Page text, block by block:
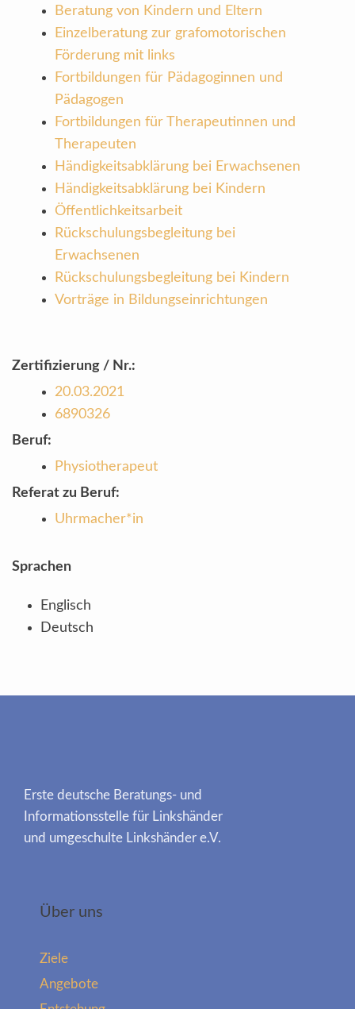
Beratung von Kindern und Eltern
Einzelberatung zur grafomotorischen
Förderung mit links
Fortbildungen für Pädagoginnen und
Pädagogen
Fortbildungen für Therapeutinnen und
Therapeuten
Händigkeitsabklärung bei Erwachsenen
Händigkeitsabklärung bei Kindern
Öffentlichkeitsarbeit
Rückschulungsbegleitung bei
Erwachsenen
Rückschulungsbegleitung bei Kindern
Vorträge in Bildungseinrichtungen
Zertifizierung / Nr.:
20.03.2021
6890326
Beruf:
Physiotherapeut
Referat zu Beruf:
Uhrmacher*in
Sprachen
Englisch
Deutsch
Erste deutsche Beratungs- und
Informationsstelle für Linkshänder
und umgeschulte Linkshänder e.V.
Über uns
Ziele
Angebote